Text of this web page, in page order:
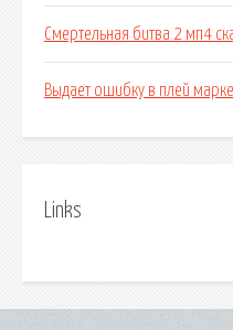
Смертельная битва 2 мп4
Выдает ошибку в плей
Links